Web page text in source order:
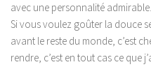
avec une personnalité admirable.
Si vous voulez goûter la douce
avant le reste du monde, c’est
rendre, c’est en tout cas ce que